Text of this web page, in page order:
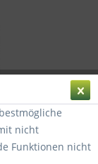
nicht
Funktionen nicht